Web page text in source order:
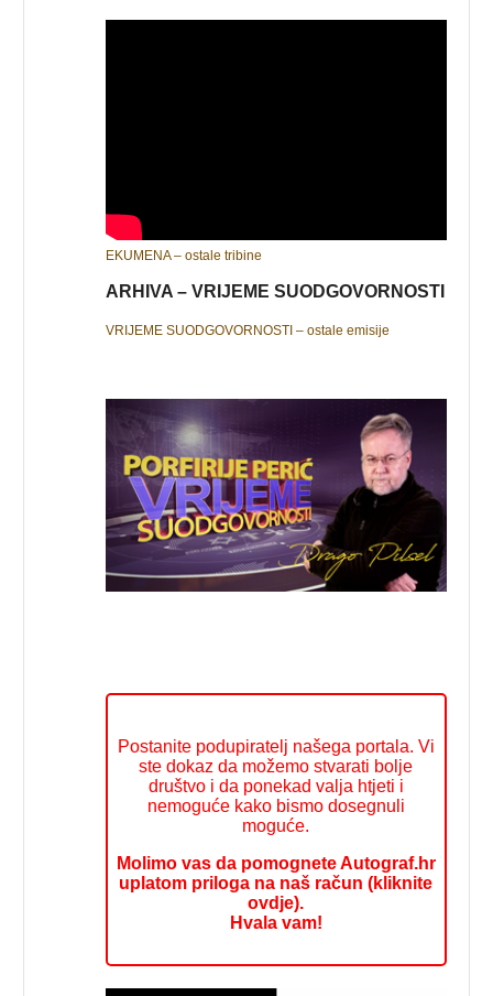
EKUMENA – ostale tribine
ARHIVA – VRIJEME SUODGOVORNOSTI
VRIJEME SUODGOVORNOSTI – ostale emisije
Postanite podupiratelj našega portala. Vi
ste dokaz da možemo stvarati bolje
društvo i da ponekad valja htjeti i
nemoguće kako bismo dosegnuli
moguće.
Molimo vas da pomognete Autograf.hr
uplatom priloga na naš račun (kliknite
ovdje).
Hvala vam!